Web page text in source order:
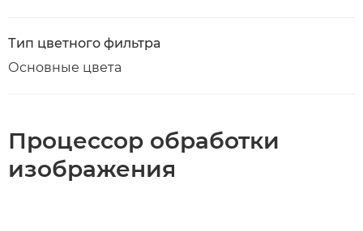
Тип цветного фильтра
Основные цвета
Процессор обработки
изображения